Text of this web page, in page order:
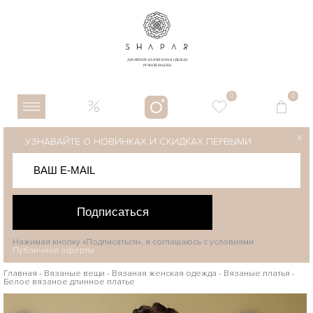
0 0
УЗНАВАЙТЕ О НОВИНКАХ И СКИДКАХ ПЕРВЫМИ
Подписаться
X
Нажимая кнопку «Подписаться», я соглашаюсь с условиями
Публичной оферты
Главная - Вязаные вещи - Вязаная женская одежда - Вязаные платья -
Белое вязаное длинное платье